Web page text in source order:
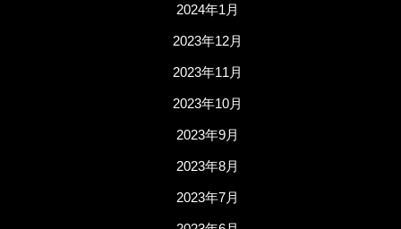
2024年1月
2023年12月
2023年11月
2023年10月
2023年9月
2023年8月
2023年7月